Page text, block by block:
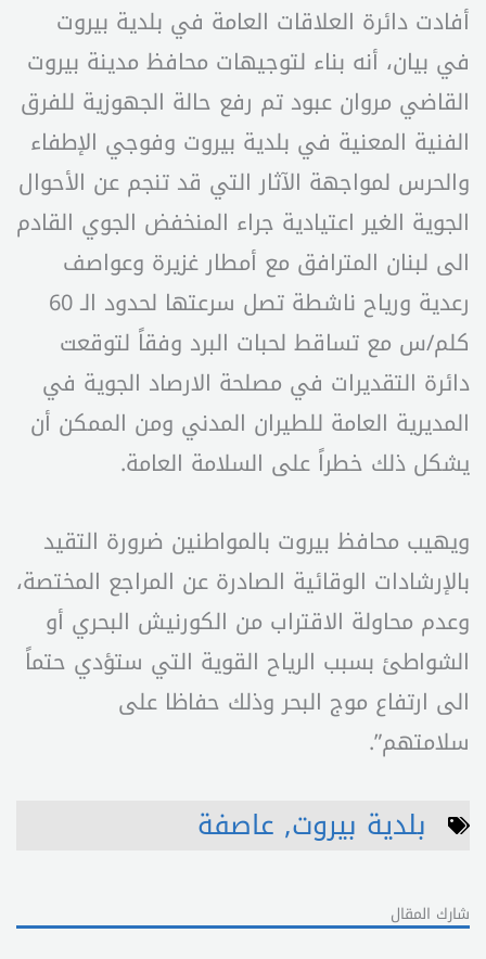
أفادت دائرة العلاقات العامة في بلدية بيروت
في بيان، أنه بناء لتوجيهات محافظ مدينة بيروت
القاضي مروان عبود تم رفع حالة الجهوزية للفرق
الفنية المعنية في بلدية بيروت وفوجي الإطفاء
والحرس لمواجهة الآثار التي قد تنجم عن الأحوال
الجوية الغير اعتيادية جراء المنخفض الجوي القادم
الى لبنان المترافق مع أمطار غزيرة وعواصف
رعدية ورياح ناشطة تصل سرعتها لحدود الـ 60
كلم/س مع تساقط لحبات البرد وفقاً لتوقعت
دائرة التقديرات في مصلحة الارصاد الجوية في
المديرية العامة للطيران المدني ومن الممكن أن
يشكل ذلك خطراً على السلامة العامة.
ويهيب محافظ بيروت بالمواطنين ضرورة التقيد
بالإرشادات الوقائية الصادرة عن المراجع المختصة،
وعدم محاولة الاقتراب من الكورنيش البحري أو
الشواطئ بسبب الرياح القوية التي ستؤدي حتماً
الى ارتفاع موج البحر وذلك حفاظا على
سلامتهم”.
بلدية بيروت, عاصفة
شارك المقال